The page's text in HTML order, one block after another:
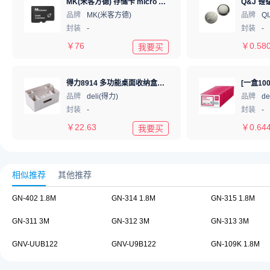
MK(米客方德) 存储卡 micro SD 8GB TF卡 Classical SDSDQAB-008G-MK-D
品牌
MK(米客方德)
封装
-
￥76 我要买
Q&J 锂
品牌
封装
-
￥
得力8914 多功能桌面收纳盒化妆盒 带抽屉组合式笔筒票据储物盒 (灰）
品牌
deli(得力)
封装
-
￥22.63 我要买
品牌
封装
-
￥
相似推荐 其他推荐
GN-402 1.8M GN-314 1.8M GN-315 1.8M
GN-311 3M GN-312 3M GN-313 3M
GNV-UUB122 GNV-U9B122 GN-109K 1.8M